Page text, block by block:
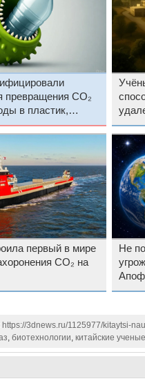
превращения CO₂
в пластик,
первый в мире
CO₂ на
Не
от
https://3dnews.ru/1125977/kitaytsi-
, биотехнологии, китайские ученые